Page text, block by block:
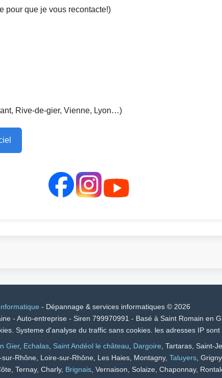
pour que je vous recontacte!)
Rive-de-gier, Vienne, Lyon…)
- Dépannage & services informatiques © 2026
- Auto-entreprise - Siren 799970991 - Basé à Saint Romain en
Systeme d'analyse du traffic sans cookies. les adresses IP sont
Gier, Echalas, Saint Andéol le château Dargoire , Tartaras, Saint-
Rhône, Loire-sur-Rhône, Les Haies, Montagny, Taluyers,
Ternay, Charly, Brignais , Vernaison, Solaize, Chaponnay,